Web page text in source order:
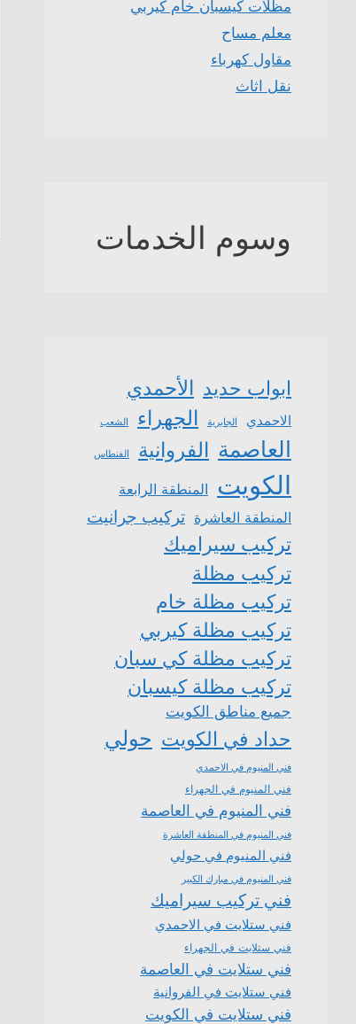
مظلات كيسبان خام كيربي
معلم مساح
مقاول كهرباء
نقل اثاث
وسوم الخدمات
ابواب حديد الأحمدي
الاحمدي الجابرية الجهراء الشعب
العاصمة الفروانية الفنطاس
الكويت المنطقة الرابعة
المنطقة العاشرة تركيب جرانيت
تركيب سيراميك
تركيب مظلة
تركيب مظلة خام
تركيب مظلة كيربي
تركيب مظلة كي سبان
تركيب مظلة كيسبان
جميع مناطق الكويت
حداد في الكويت حولي
فني المنيوم في الاحمدي
فني المنيوم في الجهراء
فني المنيوم في العاصمة
فني المنيوم في المنطقة العاشرة
فني المنيوم في حولي
فني المنيوم في مبارك الكبير
فني تركيب سيراميك
فني ستلايت في الاحمدي
فني ستلايت في الجهراء
فني ستلايت في العاصمة
فني ستلايت في الفروانية
فني ستلايت في الكويت